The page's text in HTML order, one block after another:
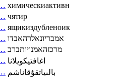
химическиактивн
чятир
ящикиздубленоик
אמבריונאלרהאבדו
מרכזהאמנויותברב
اغافتيكويلانا
بالىياتقۇقاناشم